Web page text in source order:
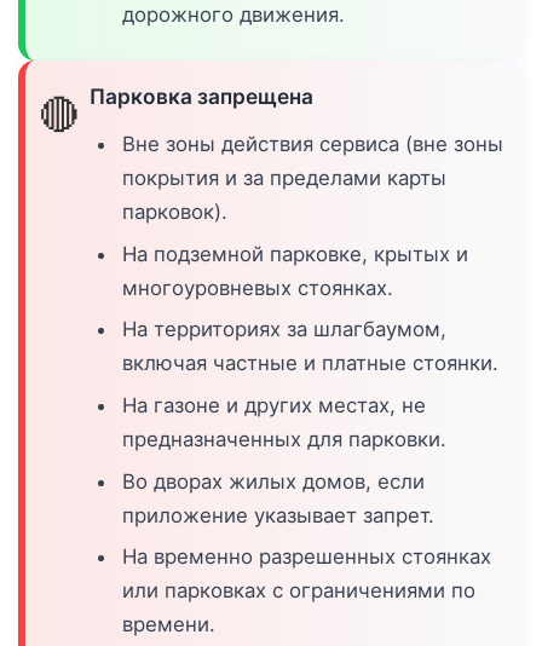
дорожного движения.
🔴 Парковка запрещена
Вне зоны действия сервиса (вне зоны
покрытия и за пределами карты
парковок).
На подземной парковке, крытых и
многоуровневых стоянках.
На территориях за шлагбаумом,
включая частные и платные стоянки.
На газоне и других местах, не
предназначенных для парковки.
Во дворах жилых домов, если
приложение указывает запрет.
На временно разрешенных стоянках
или парковках с ограничениями по
времени.